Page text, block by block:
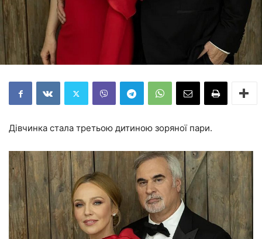
Дівчинка стала третьою дитиною зоряної пари.